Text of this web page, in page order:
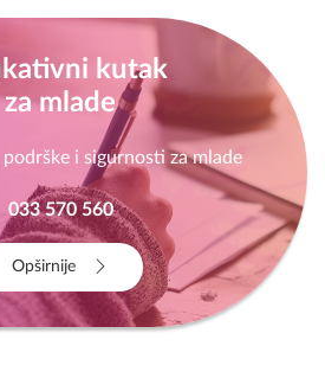
kutak
za mlade
i sigurnosti za mlade
033 570 560
Opširnije